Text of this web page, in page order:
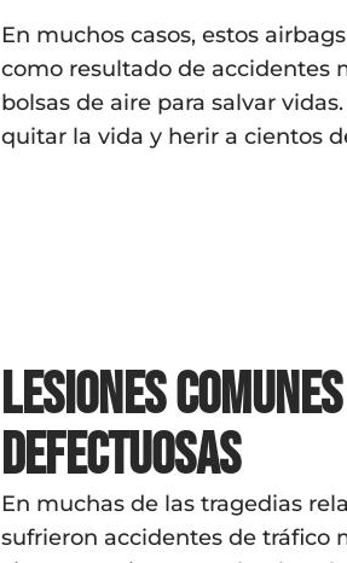
En muchos casos, estos
como resultado de accidentes
bolsas de aire para salvar
quitar la vida y herir a cientos
Lesiones
defectuosas
En muchas de las tragedias
sufrieron accidentes de tráfico